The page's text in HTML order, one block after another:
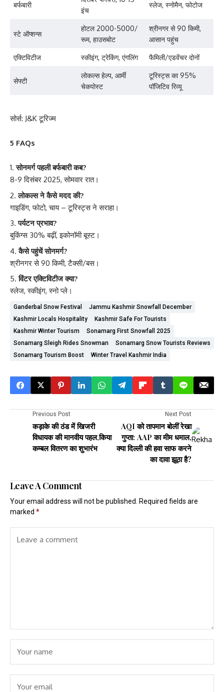
बर्फबारी
इंच
स्लेज, स्नोमैन, फोटोज
स्टे ऑप्शन्स
होटल 2000-5000/
रूम, हाउसबोट
श्रीनगर से 90 किमी,
आसान पहुंच
एक्टिविटीज
स्कीइंग, ट्रेकिंग, एंगलिंग फैमिली/एडवेंचर दोनों
सेफ्टी
लोकल्स हेल्प, आर्मी
चेकपोस्ट
टूरिस्ट्स का 95%
पॉजिटिव रिव्यू
सोर्स: J&K टूरिज्म
5 FAQs
सोनमर्ग पहली बर्फबारी कब?
8-9 दिसंबर 2025, सोमवार रात।
लोकल्स ने कैसे मदद की?
गाइडिंग, फोटो, चाय – टूरिस्ट्स ने सराहा।
पर्यटन प्रभाव?
बुकिंग्स 30% बढ़ीं, इकोनॉमी बूस्ट।
कैसे पहुंचें सोनमर्ग?
श्रीनगर से 90 किमी, टैक्सी/बस।
विंटर एक्टिविटीज क्या?
स्लेज, स्कीइंग, स्नो प्ले।
Ganderbal Snow Festival
Jammu Kashmir Snowfall December
Kashmir Locals Hospitality
Kashmir Safe For Tourists
Kashmir Winter Tourism
Sonamarg First Snowfall 2025
Sonamarg Sleigh Rides Snowman
Sonamarg Snow Tourists Reviews
Sonamarg Tourism Boost
Winter Travel Kashmir India
Previous Post
कड़ाके की ठंड में खिजरी
विधायक की मानवीय पहल,किया
कम्बल वितरण का शुभारंभ
Next Post
AQI को तापमान बोलीं रेखा
गुप्ता: AAP का मीम धमाल,
क्या दिल्ली की हवा साफ करने
का दावा झूठा है?
Leave A Comment
Your email address will not be published. Required fields are
marked *